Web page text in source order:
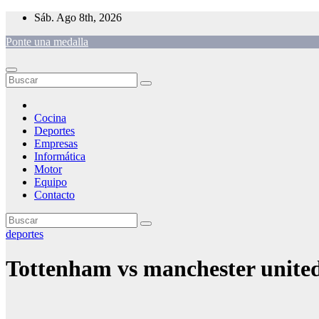
Saltar
contenido
Sáb. Ago 8th, 2026
Ponte una medalla
Cocina
Deportes
Empresas
Informática
Motor
Equipo
Contacto
deportes
Tottenham vs manchester